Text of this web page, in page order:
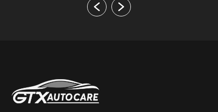
cấp chính hãng, lắp đặt bổ sung và
tính năng trên màn hình. Đối với xe đời mới đã có sẵn hệ
Chức năng chính của cảnh báo điểm
mù